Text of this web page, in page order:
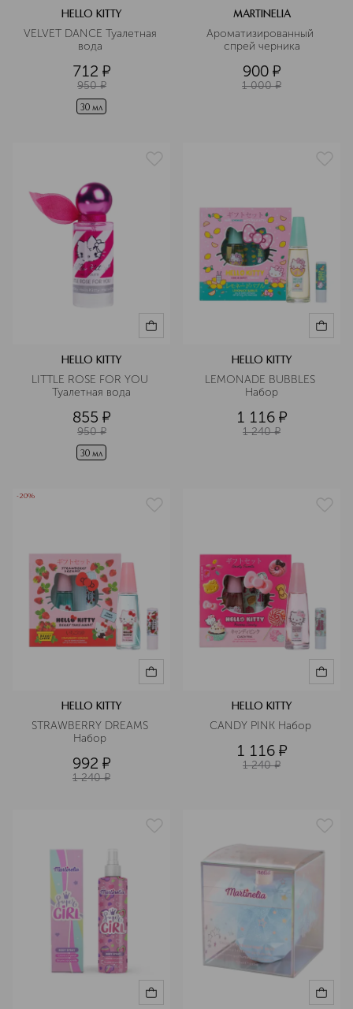
HELLO KITTY
VELVET DANCE Туалетная
712 ¤
950 ¤
30 мл
MARTINELIA
Ароматизированный
спрей черника
900 ¤
1 000 ¤
HELLO KITTY
LITTLE ROSE FOR YOU
Туалетная вода
855 ¤
950 ¤
30 мл
HELLO KITTY
LEMONADE BUBBLES
Набор
1 116 ¤
1 240 ¤
-20%
HELLO KITTY
STRAWBERRY DREAMS
992 ¤
1 240 ¤
HELLO KITTY
CANDY PINK Набор
1 116 ¤
1 240 ¤